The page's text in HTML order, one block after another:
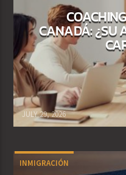
CANADÁ: ¿SU
JULY 29, 2026
INMIGRACIÓN